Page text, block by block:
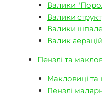
Валики
Валики
Валики
Валик
Пензлі та
Макловиці та
Пензлі